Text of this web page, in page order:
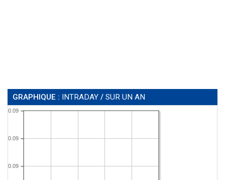
GRAPHIQUE : INTRADAY / SUR UN AN
0.09
0.09
0.09